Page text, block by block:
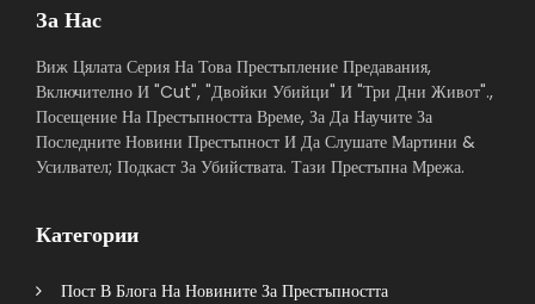
За Нас
Виж Цялата Серия На Това Престъпление Предавания,
Включително И "Cut", "Двойки Убийци" И "Три Дни Живот".,
Посещение На Престъпността Време, За Да Научите За
Последните Новини Престъпност И Да Слушате Мартини &
Усилвател; Подкаст За Убийствата. Тази Престъпна Мрежа.
Категории
Пост В Блога На Новините За Престъпността